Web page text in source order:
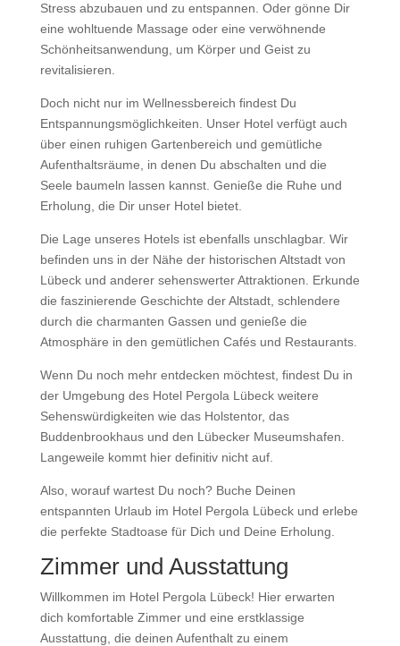
Stress abzubauen und zu entspannen. Oder gönne Dir
eine wohltuende Massage oder eine verwöhnende
Schönheitsanwendung, um Körper und Geist zu
revitalisieren.
Doch nicht nur im Wellnessbereich findest Du
Entspannungsmöglichkeiten. Unser Hotel verfügt auch
über einen ruhigen Gartenbereich und gemütliche
Aufenthaltsräume, in denen Du abschalten und die
Seele baumeln lassen kannst. Genieße die Ruhe und
Erholung, die Dir unser Hotel bietet.
Die Lage unseres Hotels ist ebenfalls unschlagbar. Wir
befinden uns in der Nähe der historischen Altstadt von
Lübeck und anderer sehenswerter Attraktionen. Erkunde
die faszinierende Geschichte der Altstadt, schlendere
durch die charmanten Gassen und genieße die
Atmosphäre in den gemütlichen Cafés und Restaurants.
Wenn Du noch mehr entdecken möchtest, findest Du in
der Umgebung des Hotel Pergola Lübeck weitere
Sehenswürdigkeiten wie das Holstentor, das
Buddenbrookhaus und den Lübecker Museumshafen.
Langeweile kommt hier definitiv nicht auf.
Also, worauf wartest Du noch? Buche Deinen
entspannten Urlaub im Hotel Pergola Lübeck und erlebe
die perfekte Stadtoase für Dich und Deine Erholung.
Zimmer und Ausstattung
Willkommen im Hotel Pergola Lübeck! Hier erwarten
dich komfortable Zimmer und eine erstklassige
Ausstattung, die deinen Aufenthalt zu einem